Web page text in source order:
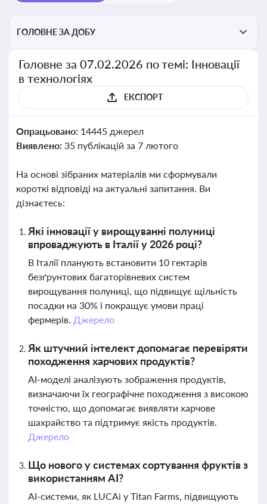
ГОЛОВНЕ ЗА ДОБУ
Головне за 07.02.2026 по темі: Інновації
в технологіях
ЕКСПОРТ
Опрацьовано: 14445 джерел
Виявлено: 35 публікацій за 7 лютого
На основі зібраних матеріалів ми сформували
короткі відповіді на актуальні запитання. Ви
дізнаєтесь:
Які інновації у вирощуванні полуниці
впроваджують в Італії у 2026 році?
В Італії планують встановити 10 гектарів
безґрунтових багаторівневих систем
вирощування полуниці, що підвищує щільність
посадки на 30% і покращує умови праці
фермерів. Джерело
Як штучний інтелект допомагає перевіряти
походження харчових продуктів?
AI-моделі аналізують зображення продуктів,
визначаючи їх географічне походження з високою
точністю, що допомагає виявляти харчове
шахрайство та підтримує якість продуктів.
Джерело
Що нового у системах сортування фруктів з
використанням AI?
AI-системи, як LUCAi у Titan Farms, підвищують